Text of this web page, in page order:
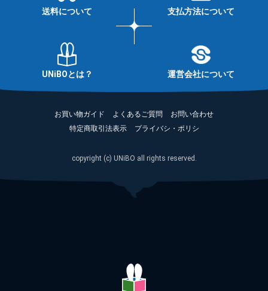
送料について 支払方法について
UNiBOとは？ 運営会社について
お買い物ガイド よくあるご質問
お問い合わせ
特定商取引法表示
プライバシ・ポリシ
copyright (c) UNiBO all rights reserved.